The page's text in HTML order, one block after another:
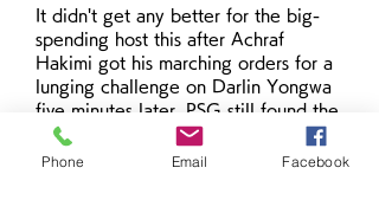
It didn't get any better for the big-
spending host this after Achraf
Hakimi got his marching orders for a
lunging challenge on Darlin Yongwa
five minutes later. PSG still found the
confidence despite the man short
and levelled when Mbappe stole
Phone Email Facebook